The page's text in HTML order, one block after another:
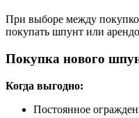
При выборе между
покупать шпунт или
Покупка нового
Когда выгодно:
Постоянное